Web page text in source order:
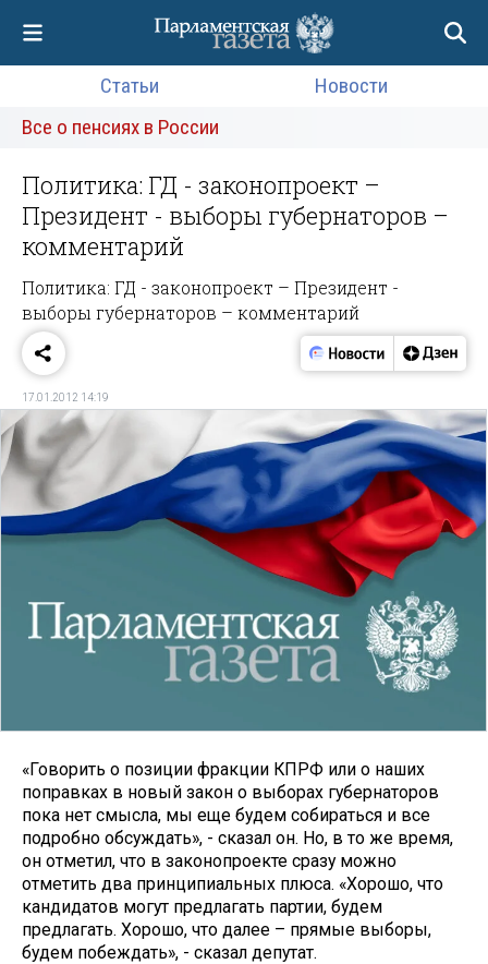
Статьи
Новости
Все о пенсиях в России
Политика: ГД - законопроект –
Президент - выборы губернаторов –
комментарий
Политика: ГД - законопроект – Президент -
выборы губернаторов – комментарий
17.01.2012 14:19
«Говорить о позиции фракции КПРФ или о наших
поправках в новый закон о выборах губернаторов
пока нет смысла, мы еще будем собираться и все
подробно обсуждать», - сказал он. Но, в то же время,
он отметил, что в законопроекте сразу можно
отметить два принципиальных плюса. «Хорошо, что
кандидатов могут предлагать партии, будем
предлагать. Хорошо, что далее – прямые выборы,
будем побеждать», - сказал депутат.